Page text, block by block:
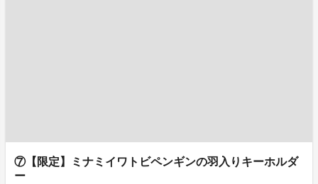
⑦【限定】ミナミイワトビペンギンの羽入りキーホルダ
ー